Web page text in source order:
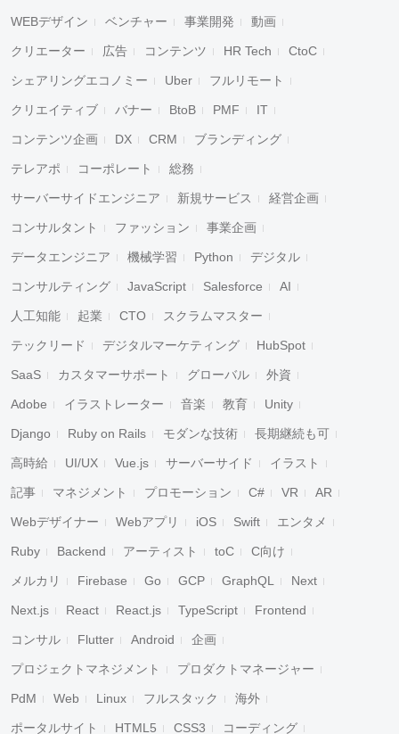
WEBデザイン ベンチャー 事業開発 動画
クリエーター 広告 コンテンツ HR Tech CtoC
シェアリングエコノミー Uber フルリモート
クリエイティブ バナー BtoB PMF IT
コンテンツ企画 DX CRM ブランディング
テレアポ コーポレート 総務
サーバーサイドエンジニア 新規サービス 経営企画
コンサルタント ファッション 事業企画
データエンジニア 機械学習 Python デジタル
コンサルティング JavaScript Salesforce AI
人工知能 起業 CTO スクラムマスター
テックリード デジタルマーケティング HubSpot
SaaS カスタマーサポート グローバル 外資
Adobe イラストレーター 音楽 教育 Unity
Django Ruby on Rails モダンな技術 長期継続も可
高時給 UI/UX Vue.js サーバーサイド イラスト
記事 マネジメント プロモーション C# VR AR
Webデザイナー Webアプリ iOS Swift エンタメ
Ruby Backend アーティスト toC C向け
メルカリ Firebase Go GCP GraphQL Next
Next.js React React.js TypeScript Frontend
コンサル Flutter Android 企画
プロジェクトマネジメント プロダクトマネージャー
PdM Web Linux フルスタック 海外
ポータルサイト HTML5 CSS3 コーディング